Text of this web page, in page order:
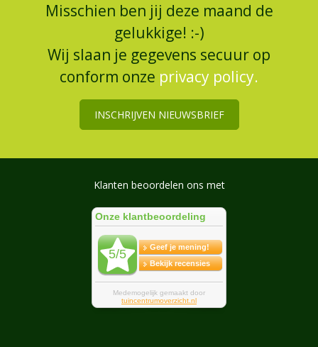
Misschien ben jij deze maand de
gelukkige! :-)
Wij slaan je gegevens secuur op
conform onze privacy policy.
INSCHRIJVEN NIEUWSBRIEF
Klanten beoordelen ons met